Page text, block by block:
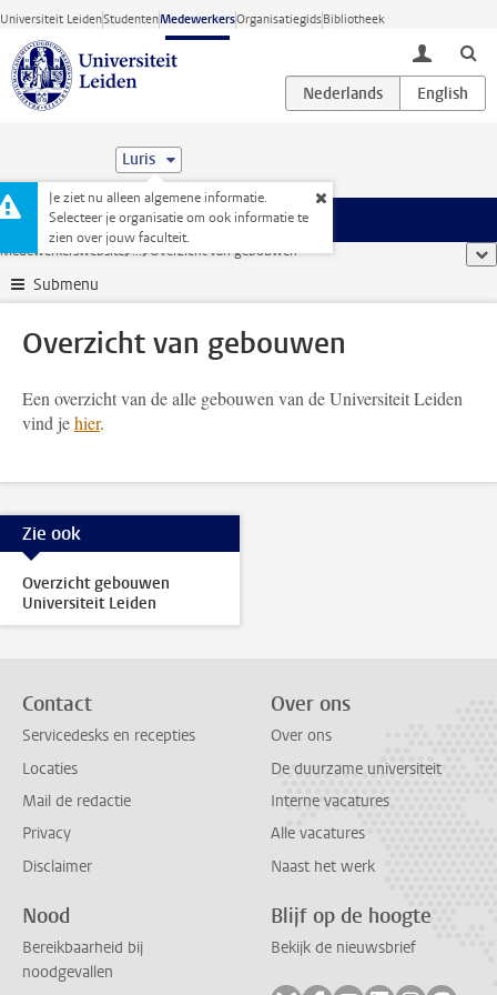
Ga direct naar de inhoud
Universiteit LeidenStudentenMedewerkersOrganisatiegidsBibliotheek
toggle
Luris
Je ziet nu alleen algemene informatie.
Selecteer je organisatie om ook informatie te
zien over jouw faculteit.
Menu
Medewerkerswebsite ... Overzicht van gebouwen
Submenu
Overzicht van gebouwen
Een overzicht van de alle gebouwen van de Universiteit Leiden
vind jehier.
Zie ook
Overzicht gebouwen
Universiteit Leiden
Contact
Servicedesks en recepties
Locaties
Mail de redactie
Privacy
Disclaimer
Over ons
Over ons
De duurzame universiteit
Interne vacatures
Alle vacatures
Naast het werk
Nood
Bereikbaarheid bij
noodgevallen
Blijf op de hoogte
Bekijk de nieuwsbrief